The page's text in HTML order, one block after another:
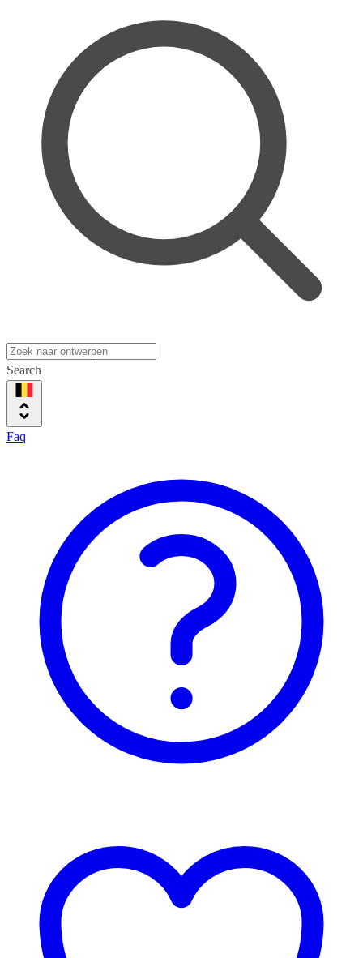
Search
Faq